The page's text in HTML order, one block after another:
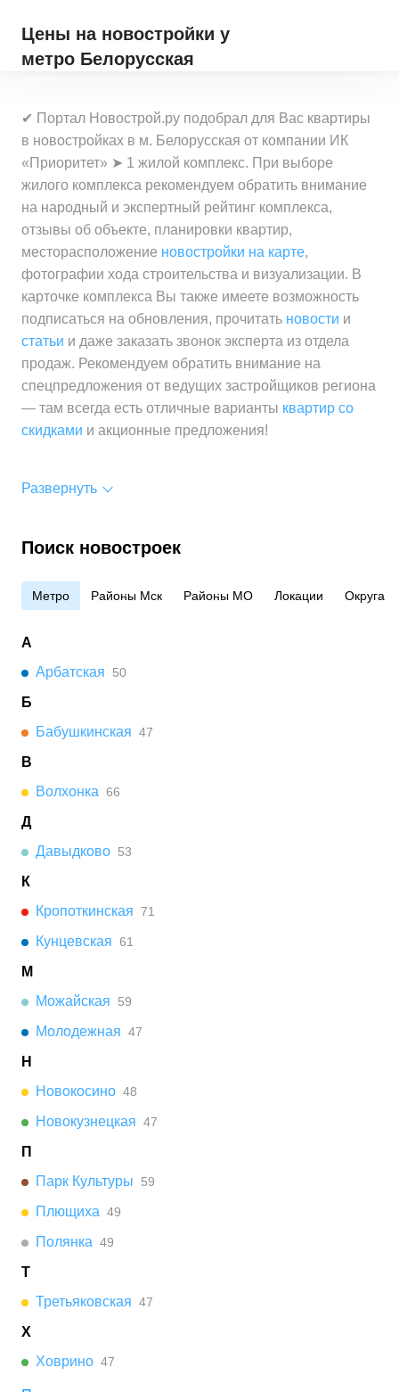
Цены на новостройки у
метро Белорусская
✔ Портал Новострой.ру подобрал для Вас квартиры
в новостройках в м. Белорусская от компании ИК
«Приоритет» ➤ 1 жилой комплекс. При выборе
жилого комплекса рекомендуем обратить внимание
на народный и экспертный рейтинг комплекса,
отзывы об объекте, планировки квартир,
месторасположение новостройки на карте,
фотографии хода строительства и визуализации. В
карточке комплекса Вы также имеете возможность
подписаться на обновления, прочитать новости и
статьи и даже заказать звонок эксперта из отдела
продаж. Рекомендуем обратить внимание на
спецпредложения от ведущих застройщиков региона
— там всегда есть отличные варианты квартир со
скидками и акционные предложения!
Развернуть
Поиск новостроек
Метро Районы Мск Районы МО Локации Округа
А
Арбатская
50
Б
Бабушкинская 47
В
Волхонка 66
Д
Давыдково 53
К
Кропоткинская 71
Кунцевская 61
М
Можайская
59
Молодежная 47
Н
Новокосино 48
Новокузнецкая 47
П
Парк Культуры
59
Плющиха 49
Полянка 49
Т
Третьяковская 47
Х
Ховрино 47